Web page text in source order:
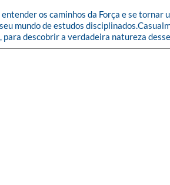
os caminhos da Força e se tornar
mundo de estudos
para descobrir a verdadeira natureza